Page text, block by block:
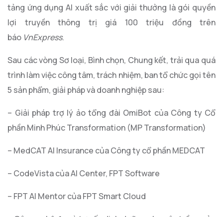
tảng ứng dụng AI xuất sắc với giải thưởng là gói quyền
lợi truyền thông trị giá 100 triệu đồng trên
báo VnExpress.
Sau các vòng Sơ loại, Bình chọn, Chung kết, trải qua quá
trình làm việc công tâm, trách nhiệm, ban tổ chức gọi tên
5 sản phẩm, giải pháp và doanh nghiệp sau:
– Giải pháp trợ lý ảo tổng đài OmiBot của Công ty Cổ
phần Minh Phúc Transformation (MP Transformation)
– MedCAT AI Insurance của Công ty cổ phần MEDCAT
– CodeVista của AI Center, FPT Software
– FPT AI Mentor của FPT Smart Cloud